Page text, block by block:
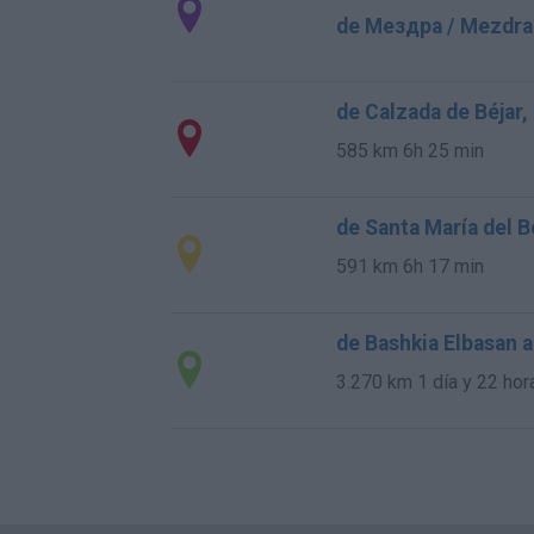
de Мездра /
de Calzada de
585 km 6h 25 min
de Santa María del
591 km 6h 17 min
de Bashkia Elbasan
3.270 km 1 día y 22